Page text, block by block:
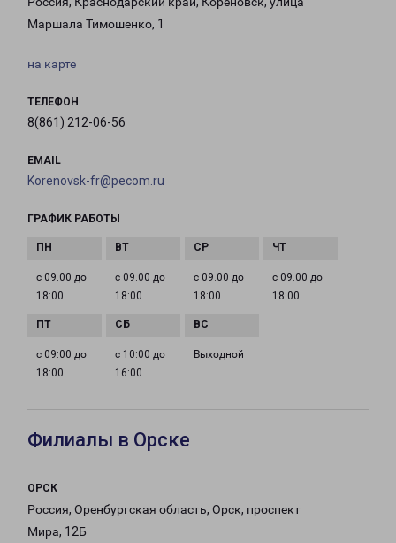
Маршала Тимошенко, 1
на карте
ТЕЛЕФОН
8(861) 212-06-56
EMAIL
Korenovsk-fr@pecom.ru
ГРАФИК РАБОТЫ
с 09:00 до
18:00
с 09:00 до
18:00
с 09:00 до
18:00
с 09:00 до
18:00
с 09:00 до
18:00
с 10:00 до
16:00
Выходной
Филиалы в Орске
ОРСК
Россия, Оренбургская область, Орск, проспект
Мира, 12Б